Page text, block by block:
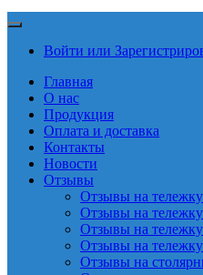
Войти или
Главная
О нас
Продукция
Оплата и доставка
Контакты
Новости
Отзывы
Отзывы на
Отзывы на
Отзывы на
Отзывы на тележку
Отзывы на